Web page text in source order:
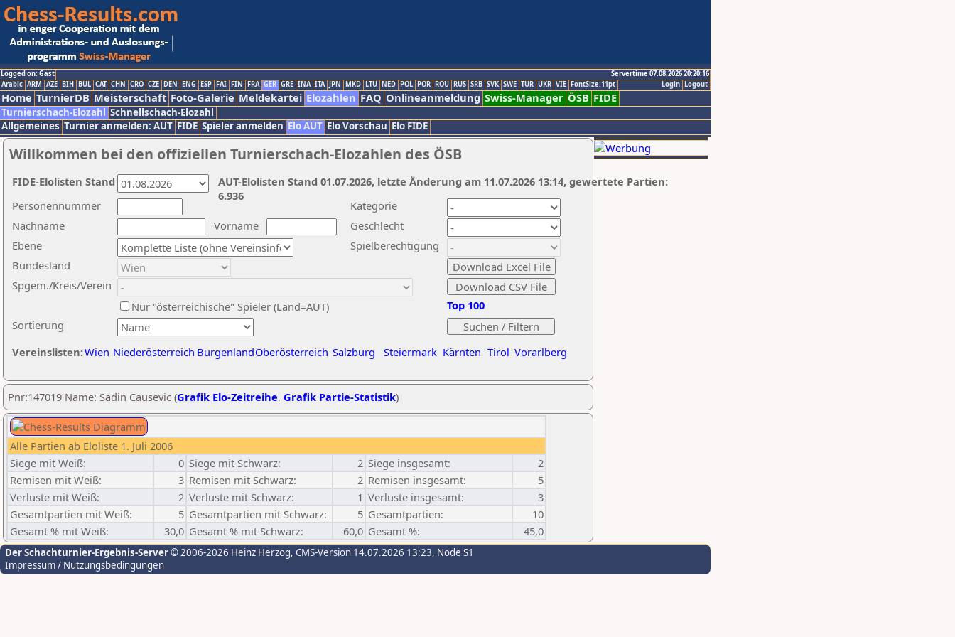
Logged on: Gast
Servertime 07.08.2026 20:20:16
Logout
Login
Arabic ARM AZE BIH BUL CAT CHN CRO CZE DEN ENG ESP FAI FIN FRA GER GRE INA ITA JPN MKD LTU NED POL POR ROU RUS SRB SVK SWE TUR UKR VIE FontSize:11pt
Home TurnierDB Meisterschaft Foto-Galerie Meldekartei Elozahlen FAQ Onlineanmeldung Swiss-Manager ÖSB FIDE
Turnierschach-Elozahl Schnellschach-Elozahl
Allgemeines Turnier anmelden: AUT FIDE Spieler anmelden Elo AUT Elo Vorschau Elo FIDE
Willkommen bei den offiziellen Turnierschach-Elozahlen des ÖSB
Nachname
Vorname
Ebene
Kategorie
Sortierung
Personennummer
Bundesland
Spgem./Kreis/Verein
Geschlecht
Nur "österreichische" Spieler (Land=AUT)
Spielberechtigung
Vereinslisten:Wien Niederösterreich BurgenlandOberösterreich Salzburg Steiermark Kärnten Tirol Vorarlberg
Top 100
AUT-Elolisten Stand 01.07.2026, letzte Änderung am 11.07.2026 13:14, gewertete Partien:
6.936
FIDE-Elolisten Stand
Pnr:147019 Name: Sadin Causevic (Grafik Elo-Zeitreihe, Grafik Partie-Statistik)
Alle Partien ab Eloliste 1. Juli 2006
Siege mit Weiß:
0 Siege mit Schwarz: 2 Siege insgesamt:
2
Remisen mit Weiß:
3 Remisen mit Schwarz: 2 Remisen insgesamt:
5
Verluste mit Weiß:
2 Verluste mit Schwarz: 1 Verluste insgesamt:
3
Gesamtpartien mit Weiß:
5 Gesamtpartien mit Schwarz: 5 Gesamtpartien:
10
Gesamt % mit Weiß:
30,0 Gesamt % mit Schwarz: 60,0 Gesamt %: 45,0
Der Schachturnier-Ergebnis-Server© 2006-2026 Heinz Herzog, CMS-Version 14.07.2026 13:23, Node S1
Impressum / Nutzungsbedingungen